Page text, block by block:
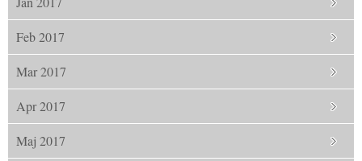
Feb 2017
Mar 2017
Apr 2017
Maj 2017